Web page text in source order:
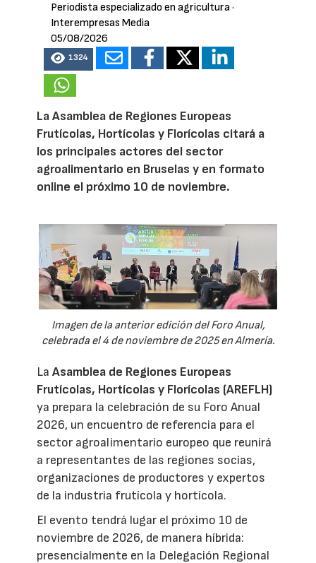
Periodista especializado en agricultura·
Interempresas Media
05/08/2026
1324
La Asamblea de Regiones Europeas
Frutícolas, Hortícolas y Florícolas citará a
los principales actores del sector
agroalimentario en Bruselas y en formato
online el próximo 10 de noviembre.
Imagen de la anterior edición del Foro Anual,
celebrada el 4 de noviembre de 2025 en Almería.
LaAsamblea de Regiones Europeas
Frutícolas, Hortícolas y Florícolas (AREFLH)
ya prepara la celebración de su Foro Anual
2026, un encuentro de referencia para el
sector agroalimentario europeo que reunirá
a representantes de las regiones socias,
organizaciones de productores y expertos
de la industria frutícola y hortícola.
El evento tendrá lugar el próximo 10 de
noviembre de 2026, de manera híbrida:
presencialmente en la Delegación Regional